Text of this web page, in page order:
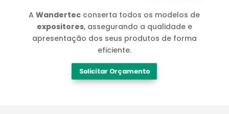
AWandertec conserta todos os modelos de
expositores, assegurando a qualidade e
apresentação dos seus produtos de forma
eficiente.
Solicitar Orçamento